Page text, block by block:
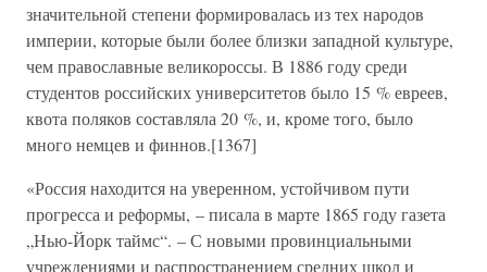
значительной степени формировалась из тех народов
империи, которые были более близки западной культуре,
чем православные великороссы. В 1886 году среди
студентов российских университетов было 15 % евреев,
квота поляков составляла 20 %, и, кроме того, было
много немцев и финнов.[1367]
«Россия находится на уверенном, устойчивом пути
прогресса и реформы, – писала в марте 1865 году газета
„Нью-Йорк таймс“. – С новыми провинциальными
учреждениями и распространением средних школ и